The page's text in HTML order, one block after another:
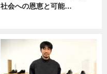
社会への恩恵と可能…